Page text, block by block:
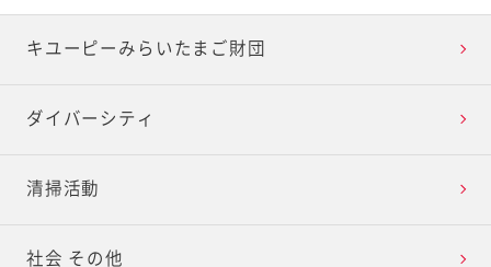
キユーピーみらいたまご財団
ダイバーシティ
清掃活動
社会 その他